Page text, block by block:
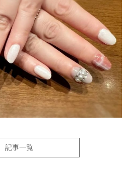
記事一覧